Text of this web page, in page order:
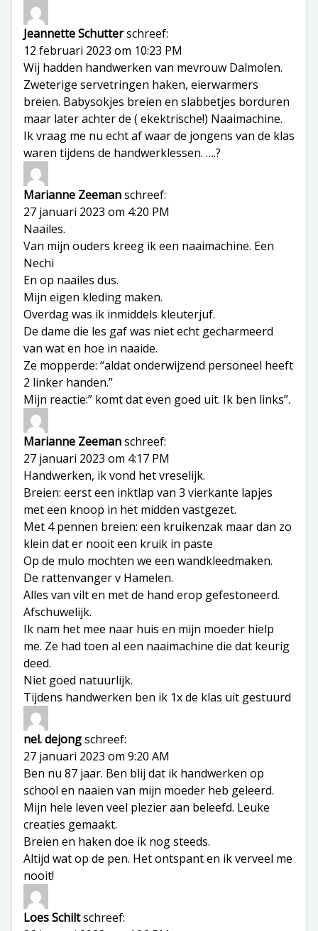
Jeannette Schutterschreef:
12 februari 2023 om 10:23 PM
Wij hadden handwerken van mevrouw Dalmolen.
Zweterige servetringen haken, eierwarmers
breien. Babysokjes breien en slabbetjes borduren
maar later achter de ( ekektrische!) Naaimachine.
Ik vraag me nu echt af waar de jongens van de klas
waren tijdens de handwerklessen. ….?
Marianne Zeemanschreef:
27 januari 2023 om 4:20 PM
Naailes.
Van mijn ouders kreeg ik een naaimachine. Een
Nechi
En op naailes dus.
Mijn eigen kleding maken.
Overdag was ik inmiddels kleuterjuf.
De dame die les gaf was niet echt gecharmeerd
van wat en hoe in naaide.
Ze mopperde: “aldat onderwijzend personeel heeft
2 linker handen.”
Mijn reactie:” komt dat even goed uit. Ik ben links”.
Marianne Zeemanschreef:
27 januari 2023 om 4:17 PM
Handwerken, ik vond het vreselijk.
Breien: eerst een inktlap van 3 vierkante lapjes
met een knoop in het midden vastgezet.
Met 4 pennen breien: een kruikenzak maar dan zo
klein dat er nooit een kruik in paste
Op de mulo mochten we een wandkleedmaken.
De rattenvanger v Hamelen.
Alles van vilt en met de hand erop gefestoneerd.
Afschuwelijk.
Ik nam het mee naar huis en mijn moeder hielp
me. Ze had toen al een naaimachine die dat keurig
deed.
Niet goed natuurlijk.
Tijdens handwerken ben ik 1x de klas uit gestuurd
nel. dejongschreef:
27 januari 2023 om 9:20 AM
Ben nu 87 jaar. Ben blij dat ik handwerken op
school en naaien van mijn moeder heb geleerd.
Mijn hele leven veel plezier aan beleefd. Leuke
creaties gemaakt.
Breien en haken doe ik nog steeds.
Altijd wat op de pen. Het ontspant en ik verveel me
nooit!
Loes Schiltschreef: